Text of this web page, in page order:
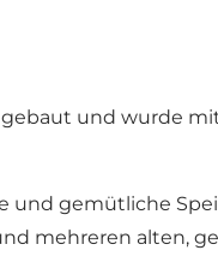
und wurde
gemütliche
mehreren alten,